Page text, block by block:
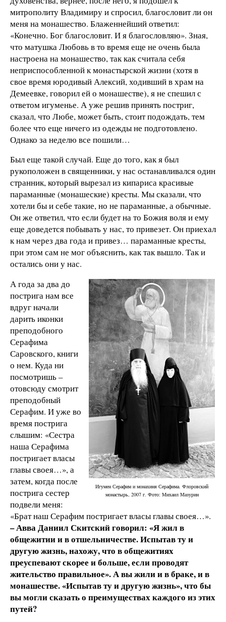
митрополиту Владимиру и спросил, благословит ли он
меня на монашество. Блаженнейший ответил:
«Конечно. Бог благословит. И я благословляю». Зная,
что матушка Любовь в то время еще не очень была
настроена на монашество, так как считала себя
неприспособленной к монастырской жизни (хотя в
свое время юродивый Алексий, ходивший в храм на
Демеевке, говорил ей о монашестве), я не спешил с
ответом игуменье. А уже решив принять постриг,
сказал, что Любе, может быть, стоит подождать, тем
более что еще ничего из одежды не подготовлено.
Однако за неделю все пошили…
Был еще такой случай. Еще до того, как я был
рукоположен в священники, у нас останавливался один
странник, который вырезал из кипариса красивые
параманные (монашеские) кресты. Мы сказали, что
хотели бы и себе такие, но не параманные, а обычные.
Он же ответил, что если будет на то Божия воля и ему
еще доведется побывать у нас, то привезет. Он приехал
к нам через два года и привез… параманные кресты,
при этом сам не мог объяснить, как так вышло. Так и
остались они у нас.
Игумен Серафим и монахиня Серафима. Флоровский
монастырь, 2007 г. Фото: Михаил Мазурин
А года за два до
пострига нам все
вдруг начали
дарить иконки
преподобного
Серафима
Саровского, книги
о нем. Куда ни
посмотришь –
отовсюду смотрит
преподобный
Серафим. И уже во
время пострига
слышим: «Сестра
наша Серафима
постригает власы
главы своея…», а
затем, когда после
пострига сестер
подвели меня:
«Брат наш Серафим постригает власы главы своея…».
– Авва Даниил Скитский говорил: «Я жил в
общежитии и в отшельничестве. Испытав ту и
другую жизнь, нахожу, что в общежитиях
преуспевают скорее и больше, если проводят
жительство правильное». А вы жили и в браке, и в
монашестве. «Испытав ту и другую жизнь», что бы
вы могли сказать о преимуществах каждого из этих
путей?